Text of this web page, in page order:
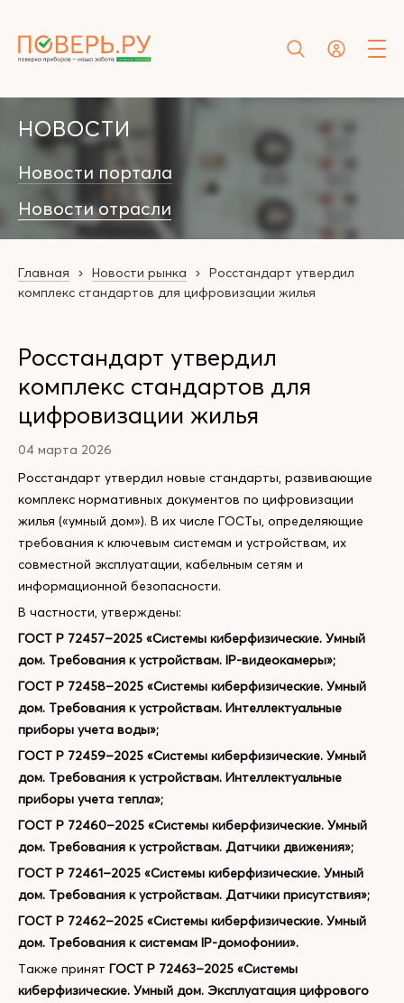
НОВОСТИ
Новости портала
Новости отрасли
Главная Новости рынка
Росстандарт утвердил
комплекс стандартов для цифровизации жилья
Росстандарт утвердил
комплекс стандартов для
цифровизации жилья
04 марта 2026
Росстандарт утвердил новые стандарты, развивающие
комплекс нормативных документов по цифровизации
жилья («умный дом»). В их числе ГОСТы, определяющие
требования к ключевым системам и устройствам, их
совместной эксплуатации, кабельным сетям и
информационной безопасности.
В частности, утверждены:
ГОСТ Р 72457–2025 «Системы киберфизические. Умный
дом. Требования к устройствам. IP-видеокамеры»;
ГОСТ Р 72458–2025 «Системы киберфизические. Умный
дом. Требования к устройствам. Интеллектуальные
приборы учета воды»;
ГОСТ Р 72459–2025 «Системы киберфизические. Умный
дом. Требования к устройствам. Интеллектуальные
приборы учета тепла»;
ГОСТ Р 72460–2025 «Системы киберфизические. Умный
дом. Требования к устройствам. Датчики движения»;
ГОСТ Р 72461–2025 «Системы киберфизические. Умный
дом. Требования к устройствам. Датчики присутствия»;
ГОСТ Р 72462–2025 «Системы киберфизические. Умный
дом. Требования к системам IP-домофонии».
Также принят ГОСТ Р 72463–2025 «Системы
киберфизические. Умный дом. Эксплуатация цифрового